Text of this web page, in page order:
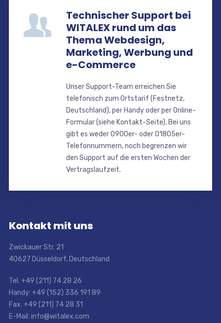
Technischer Support bei
WITALEX rund um das
Thema Webdesign,
Marketing, Werbung und
e-Commerce
Unser Support-Team erreichen Sie
telefonisch zum Ortstarif (Festnetz,
Deutschland), per Handy oder per Online-
Formular (siehe Kontakt-Seite). Bei uns
gibt es weder 0900er- oder 01805er-
Telefonnummern, noch begrenzen wir
den Support auf die ersten Wochen der
Vertragslaufzeit.
Kontakt mit uns
Zwickauer Str. 21
40627 Düsseldorf, Deutschland
Tel. +49 (211) 74 28 26
Handy: +49 (152) 336 191 89
Fax. +49 (211) 74 28 31
E-Mail: info@witalex.com